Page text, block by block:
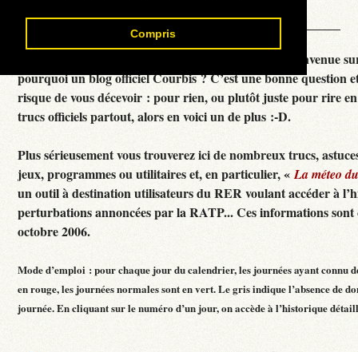
Compris
Contact
Courbis, « LE » Blog Officiel - je vous souhaite la bienvenue
pourquoi un blog officiel Courbis ? C’est une bonne question
risque de vous décevoir : pour rien, ou plutôt juste pour rire
trucs officiels partout, alors en voici un de plus :-D.
Plus sérieusement vous trouverez ici de nombreux trucs,
jeux, programmes ou utilitaires et, en particulier, «La méteo
un outil à destination utilisateurs du RER voulant accéder à
perturbations annoncées par la RATP... Ces informations sont
octobre 2006.
Mode d’emploi : pour chaque jour du calendrier, les journées ayant connu
en rouge, les journées normales sont en vert. Le gris indique l’absence de
journée. En cliquant sur le numéro d’un jour, on accède à l’historique